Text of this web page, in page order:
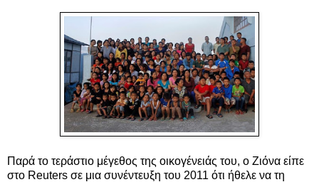
Παρά το τεράστιο μέγεθος της οικογένειάς του, ο Ζιόνα είπε
στο Reuters σε μια συνέντευξη του 2011 ότι ήθελε να τη